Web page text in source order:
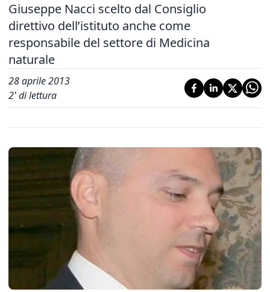
Giuseppe Nacci scelto dal Consiglio
direttivo dell’istituto anche come
responsabile del settore di Medicina
naturale
28 aprile 2013
2' di lettura